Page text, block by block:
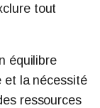
tout
équilibre
et la nécessité
ressources